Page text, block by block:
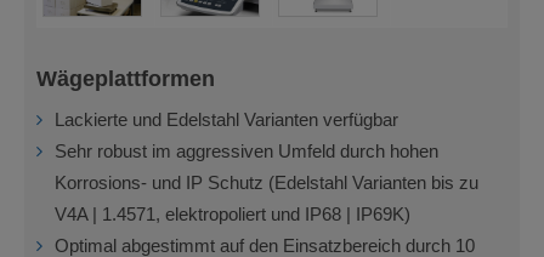
Wägeplattformen
Lackierte und Edelstahl Varianten verfügbar
Sehr robust im aggressiven Umfeld durch hohen
Korrosions- und IP Schutz (Edelstahl Varianten bis zu
V4A | 1.4571, elektropoliert und IP68 | IP69K)
Optimal abgestimmt auf den Einsatzbereich durch 10